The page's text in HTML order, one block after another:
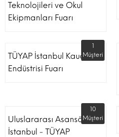
Teknolojileri ve Okul
Ekipmanları Fuarı
TÜYAP İstanbul Kauçuk
Endüstrisi Fuarı
1
Müşteri
Uluslararası Asansör
İstanbul - TÜYAP
10
Müşteri